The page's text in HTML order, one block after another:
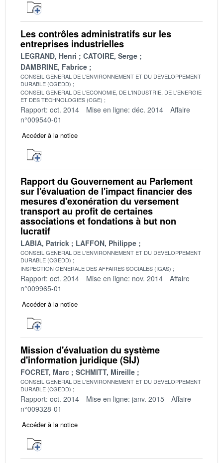
Les contrôles administratifs sur les
entreprises industrielles
LEGRAND, Henri
CATOIRE, Serge
DAMBRINE, Fabrice
CONSEIL GENERAL DE L'ENVIRONNEMENT ET DU DEVELOPPEMENT
DURABLE (CGEDD)
CONSEIL GENERAL DE L'ECONOMIE, DE L'INDUSTRIE, DE L'ENERGIE
ET DES TECHNOLOGIES (CGE)
Rapport: oct. 2014 Mise en ligne: déc. 2014
Affaire
n°009540-01
Accéder à la notice
Rapport du Gouvernement au Parlement
sur l'évaluation de l'impact financier des
mesures d'exonération du versement
transport au profit de certaines
associations et fondations à but non
lucratif
LABIA, Patrick LAFFON, Philippe
CONSEIL GENERAL DE L'ENVIRONNEMENT ET DU DEVELOPPEMENT
DURABLE (CGEDD)
INSPECTION GENERALE DES AFFAIRES SOCIALES (IGAS)
Rapport: oct. 2014 Mise en ligne: nov. 2014
Affaire
n°009965-01
Accéder à la notice
Mission d'évaluation du système
d'information juridique (SIJ)
FOCRET, Marc SCHMITT, Mireille
CONSEIL GENERAL DE L'ENVIRONNEMENT ET DU DEVELOPPEMENT
DURABLE (CGEDD)
Rapport: oct. 2014 Mise en ligne: janv. 2015
Affaire
n°009328-01
Accéder à la notice